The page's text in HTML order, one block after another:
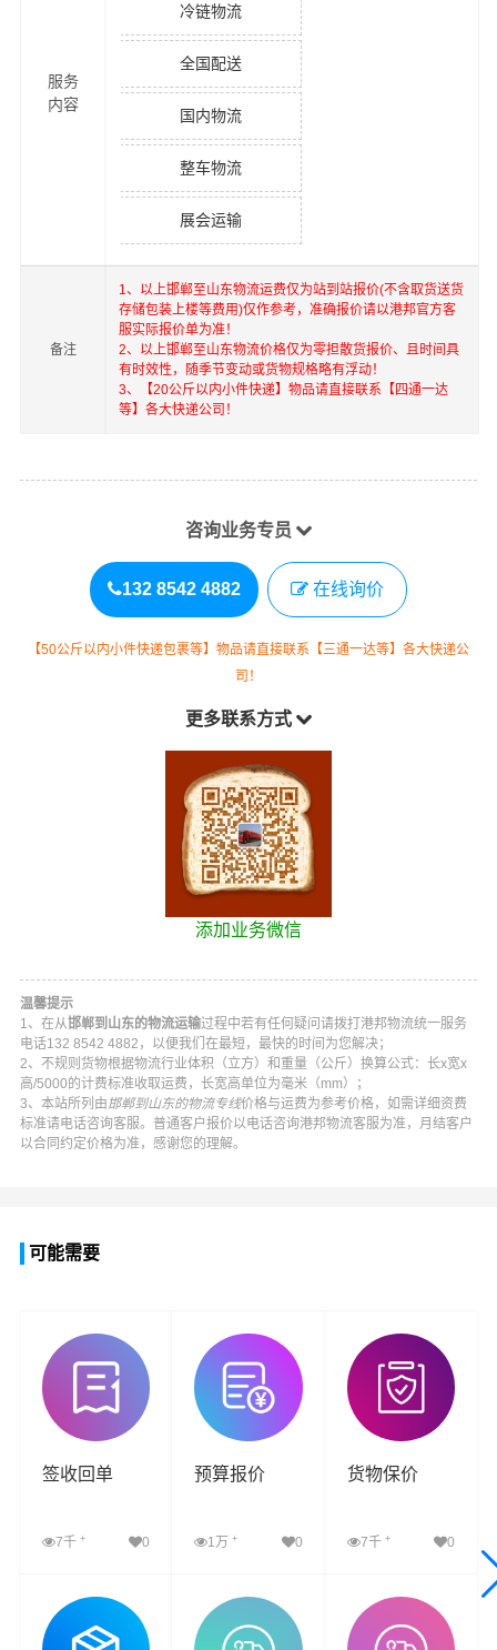
服务
内容
冷链物流
全国配送
国内物流
整车物流
展会运输
备注
1、以上邯郸至山东物流运费仅为站到站报价(不含取货送货
存储包装上楼等费用)仅作参考，准确报价请以港邦官方客
服实际报价单为准！
2、以上邯郸至山东物流价格仅为零担散货报价、且时间具
有时效性，随季节变动或货物规格略有浮动！
3、【20公斤以内小件快递】物品请直接联系【四通一达
等】各大快递公司！
咨询业务专员
132 8542 4882 在线询价
【50公斤以内小件快递包裹等】物品请直接联系【三通一达等】各大快递公
司！
更多联系方式
添加业务微信
温馨提示
1、在从邯郸到山东的物流运输过程中若有任何疑问请拨打 港邦物流统一服务
电话132 8542 4882 ，以便我们在最短，最快的时间为您解决；
2、不规则货物根据物流行业体积（立方）和重量（公斤）换算公式：长x宽x
高/5000的计费标准收取运费，长宽高单位为毫米（mm）；
3、本站所列由邯郸到山东的物流专线价格与运费为参考价格，如需详细资费
标准请电话咨询客服。普通客户报价以电话咨询港邦物流客服为准，月结客户
以合同约定价格为准，感谢您的理解。
可能需要
签收回单
7千 + 0
查看详细
预算报价
1万+ 0
查看详细
货物保价
7千 + 0
查看详细